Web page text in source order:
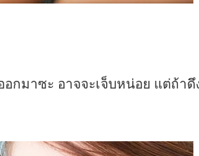
กมาซะ อาจจะเจ็บหน่อย แต่ถ้